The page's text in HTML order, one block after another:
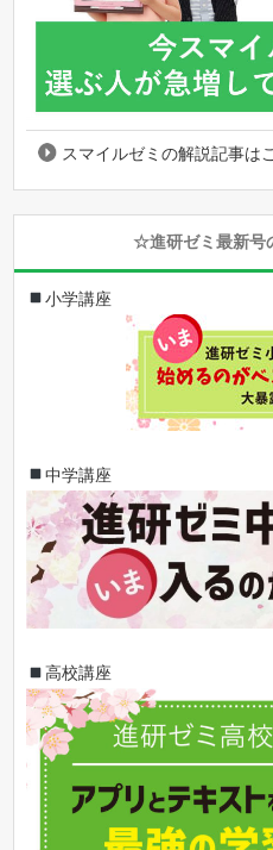
スマイルゼミの解説記事は
☆進研ゼミ最新号
小学講座
中学講座
高校講座